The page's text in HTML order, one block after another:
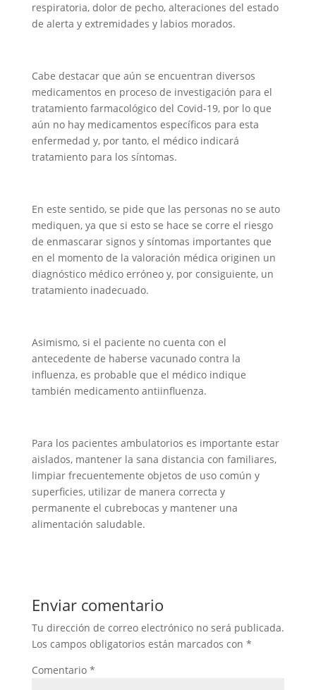
respiratoria, dolor de pecho, alteraciones del estado
de alerta y extremidades y labios morados.
Cabe destacar que aún se encuentran diversos
medicamentos en proceso de investigación para el
tratamiento farmacológico del Covid-19, por lo que
aún no hay medicamentos específicos para esta
enfermedad y, por tanto, el médico indicará
tratamiento para los síntomas.
En este sentido, se pide que las personas no se auto
mediquen, ya que si esto se hace se corre el riesgo
de enmascarar signos y síntomas importantes que
en el momento de la valoración médica originen un
diagnóstico médico erróneo y, por consiguiente, un
tratamiento inadecuado.
Asimismo, si el paciente no cuenta con el
antecedente de haberse vacunado contra la
influenza, es probable que el médico indique
también medicamento antiinfluenza.
Para los pacientes ambulatorios es importante estar
aislados, mantener la sana distancia con familiares,
limpiar frecuentemente objetos de uso común y
superficies, utilizar de manera correcta y
permanente el cubrebocas y mantener una
alimentación saludable.
Enviar comentario
Tu dirección de correo electrónico no será publicada.
Los campos obligatorios están marcados con *
Comentario *